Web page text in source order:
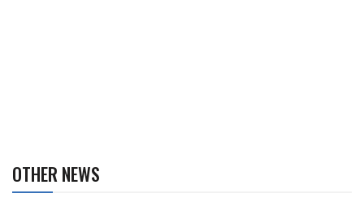
OTHER NEWS